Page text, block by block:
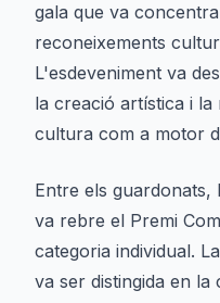
gala que va
reconeixements
L'esdeveniment va
la creació artística i la
cultura com a motor
Entre els guardonats,
va rebre el Premi
categoria individual.
va ser distingida en la